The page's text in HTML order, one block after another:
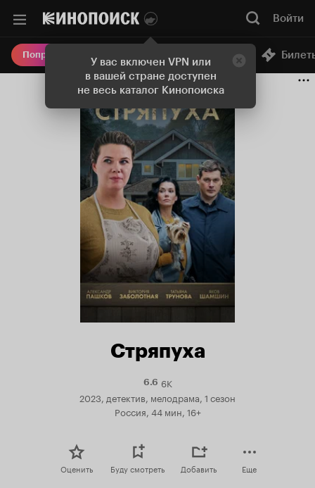
У вас включен VPN или
в вашей стране доступен
не весь каталог Кинопоиска
Войти
Попробовать Плюс Онлайн-кинотеатр
Стряпуха
6.6Рейтинг
Кинопоиска
6K
2023, детектив, мелодрама, 1 сезон
Россия, 44 мин, 16+
Оценить Буду смотреть Добавить Еще